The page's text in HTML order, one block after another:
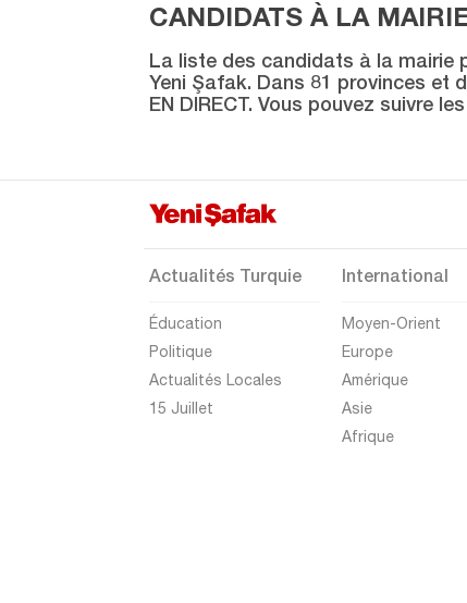
KADIKÖY
KAĞITHANE
KARTAL
MALTEPE
PENDİK
SANCAKTEPE
ŞİLE
ŞİŞLİ
CANDIDATS À LA
La liste des candidats à la mairie
Yeni Şafak. Dans 81 provinces et
EN DIRECT. Vous pouvez suivre
Actualités Turquie
Éducation
Politique
Actualités Locales
15 Juillet
International
Moyen-Orient
Europe
Amérique
Asie
Afrique